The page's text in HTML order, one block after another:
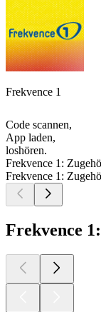
Frekvence 1
Code scannen,
App laden,
loshören.
Frekvence 1:
Frekvence 1:
Frekvence